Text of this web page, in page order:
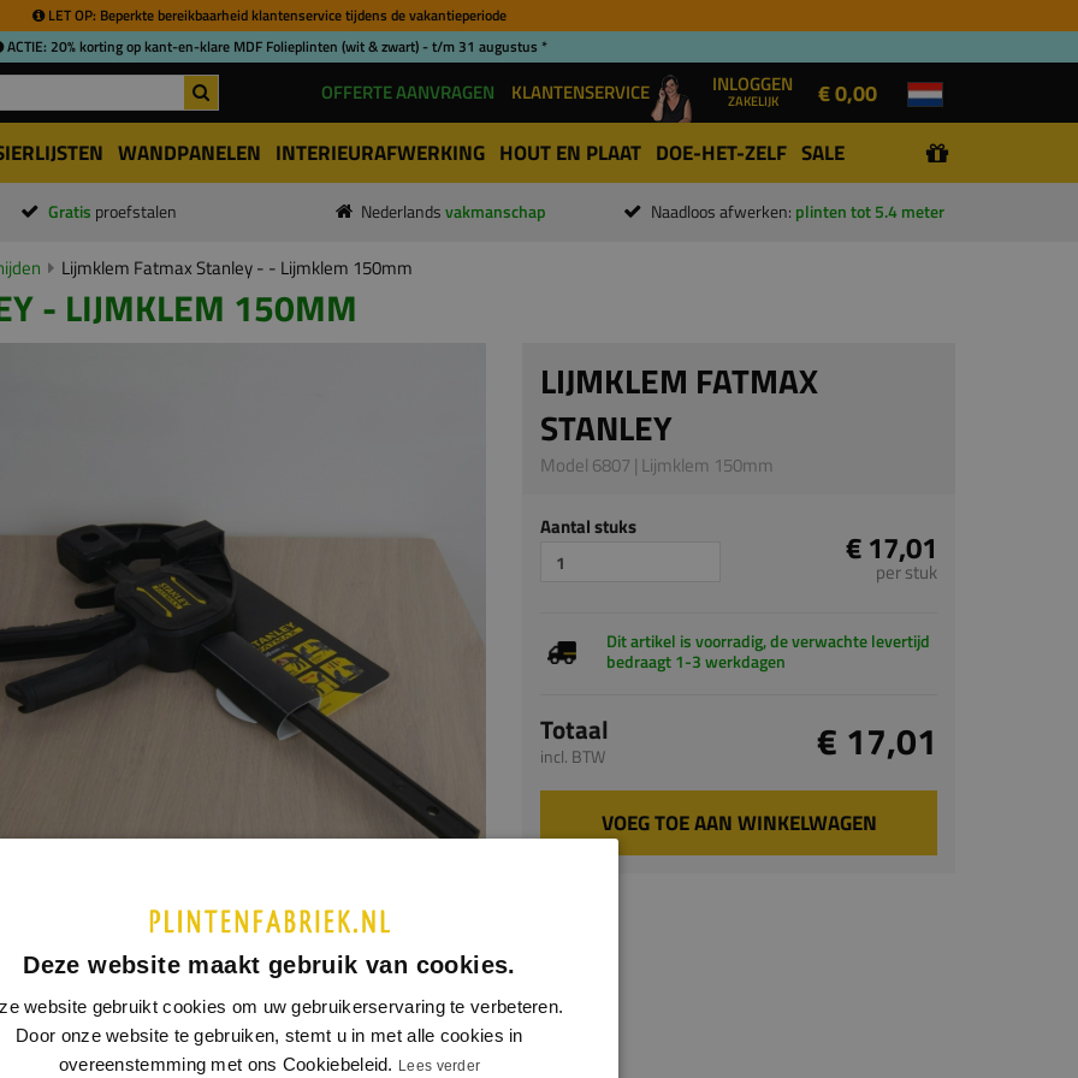
LET OP: Beperkte bereikbaarheid klantenservice tijdens de vakantieperiode
ACTIE: 20% korting op kant-en-klare MDF Folieplinten (wit & zwart) - t/m 31 augustus *
OFFERTE AANVRAGEN KLANTENSERVICE INLOGGEN
ZAKELIJK € 0,00
WANDPANELEN INTERIEURAFWERKING HOUT EN PLAAT DOE-HET-ZELF SALE
Gratis proefstalen Nederlands vakmanschap Naadloos afwerken: plinten tot 5.4 meter
Lijmklem Fatmax Stanley - - Lijmklem 150mm
- LIJMKLEM 150MM
SPECIFICATIES
voor het vastklemmen van uw plint in de verstekbak.
voor het vastklemmen van bijvoorbeeld plinten in de
zodat het zagen zo nauwkeurig mogelijk gaat. Deze
kan tot 62mm opklemmen.
LIJMKLEM FATMAX
STANLEY
Model 6807 | Lijmklem 150mm
Aantal stuks € 17,01
per stuk
Dit artikel is voorradig, de verwachte levertijd
bedraagt 1-3 werkdagen
Totaal
incl. BTW € 17,01
VOEG TOE AAN WINKELWAGEN
Deze website maakt gebruik van cookies.
website gebruikt cookies om uw gebruikerservaring te verbeteren.
Door onze website te gebruiken, stemt u in met alle cookies in
overeenstemming met ons Cookiebeleid. Lees verder